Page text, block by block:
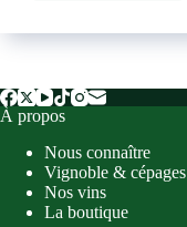
Salons
À propos
Nous connaître
Vignoble & cépages
Nos vins
La boutique